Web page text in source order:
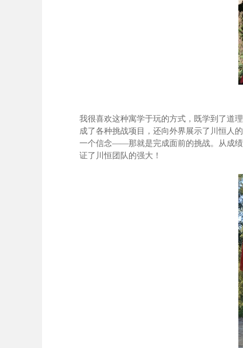
我很喜欢这种寓学于玩的方式，既学到了道
成了各种挑战项目，还向外界展示了川恒人
一个信念——那就是完成面前的挑战。从成绩
证了川恒团队的强大！